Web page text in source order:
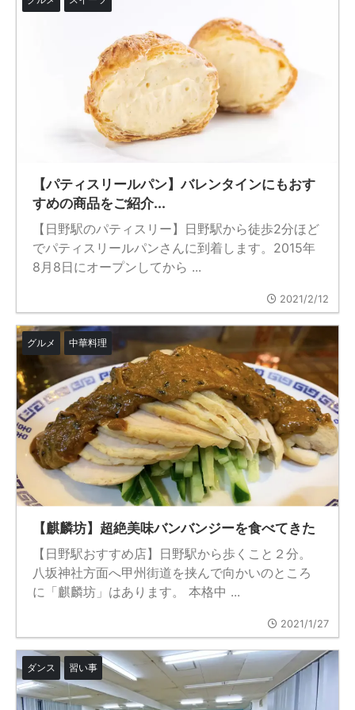
【パティスリールパン】バレンタインにもおす
すめの商品をご紹介...
【日野駅のパティスリー】日野駅から徒歩2分ほど
でパティスリールパンさんに到着します。2015年
8月8日にオープンしてから ...
2021/2/12
グルメ 中華料理
【麒麟坊】超絶美味バンバンジーを食べてきた
【日野駅おすすめ店】日野駅から歩くこと２分。
八坂神社方面へ甲州街道を挟んで向かいのところ
に「麒麟坊」はあります。 本格中 ...
2021/1/27
ダンス 習い事